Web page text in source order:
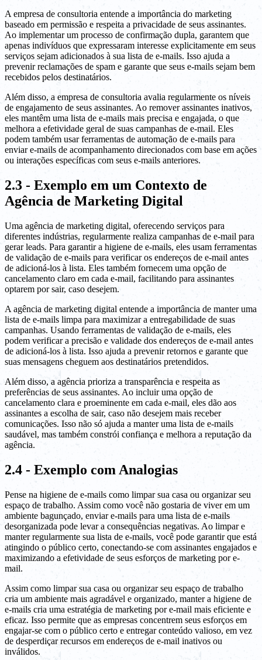
A empresa de consultoria entende a importância do marketing
baseado em permissão e respeita a privacidade de seus assinantes.
Ao implementar um processo de confirmação dupla, garantem que
apenas indivíduos que expressaram interesse explicitamente em seus
serviços sejam adicionados à sua lista de e-mails. Isso ajuda a
prevenir reclamações de spam e garante que seus e-mails sejam bem
recebidos pelos destinatários.
Além disso, a empresa de consultoria avalia regularmente os níveis
de engajamento de seus assinantes. Ao remover assinantes inativos,
eles mantêm uma lista de e-mails mais precisa e engajada, o que
melhora a efetividade geral de suas campanhas de e-mail. Eles
podem também usar ferramentas de automação de e-mails para
enviar e-mails de acompanhamento direcionados com base em ações
ou interações específicas com seus e-mails anteriores.
2.3 - Exemplo em um Contexto de
Agência de Marketing Digital
Uma agência de marketing digital, oferecendo serviços para
diferentes indústrias, regularmente realiza campanhas de e-mail para
gerar leads. Para garantir a higiene de e-mails, eles usam ferramentas
de validação de e-mails para verificar os endereços de e-mail antes
de adicioná-los à lista. Eles também fornecem uma opção de
cancelamento claro em cada e-mail, facilitando para assinantes
optarem por sair, caso desejem.
A agência de marketing digital entende a importância de manter uma
lista de e-mails limpa para maximizar a entregabilidade de suas
campanhas. Usando ferramentas de validação de e-mails, eles
podem verificar a precisão e validade dos endereços de e-mail antes
de adicioná-los à lista. Isso ajuda a prevenir retornos e garante que
suas mensagens cheguem aos destinatários pretendidos.
Além disso, a agência prioriza a transparência e respeita as
preferências de seus assinantes. Ao incluir uma opção de
cancelamento clara e proeminente em cada e-mail, eles dão aos
assinantes a escolha de sair, caso não desejem mais receber
comunicações. Isso não só ajuda a manter uma lista de e-mails
saudável, mas também constrói confiança e melhora a reputação da
agência.
2.4 - Exemplo com Analogias
Pense na higiene de e-mails como limpar sua casa ou organizar seu
espaço de trabalho. Assim como você não gostaria de viver em um
ambiente bagunçado, enviar e-mails para uma lista de e-mails
desorganizada pode levar a consequências negativas. Ao limpar e
manter regularmente sua lista de e-mails, você pode garantir que está
atingindo o público certo, conectando-se com assinantes engajados e
maximizando a efetividade de seus esforços de marketing por e-
mail.
Assim como limpar sua casa ou organizar seu espaço de trabalho
cria um ambiente mais agradável e organizado, manter a higiene de
e-mails cria uma estratégia de marketing por e-mail mais eficiente e
eficaz. Isso permite que as empresas concentrem seus esforços em
engajar-se com o público certo e entregar conteúdo valioso, em vez
de desperdiçar recursos em endereços de e-mail inativos ou
inválidos.